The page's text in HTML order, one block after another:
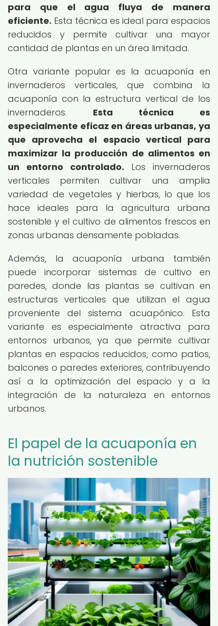
para que el agua fluya de manera
eficiente. Esta técnica es ideal para espacios
reducidos y permite cultivar una mayor
cantidad de plantas en un área limitada.
Otra variante popular es la acuaponía en
invernaderos verticales, que combina la
acuaponía con la estructura vertical de los
invernaderos. Esta técnica es
especialmente eficaz en áreas urbanas, ya
que aprovecha el espacio vertical para
maximizar la producción de alimentos en
un entorno controlado. Los invernaderos
verticales permiten cultivar una amplia
variedad de vegetales y hierbas, lo que los
hace ideales para la agricultura urbana
sostenible y el cultivo de alimentos frescos en
zonas urbanas densamente pobladas.
Además, la acuaponía urbana también
puede incorporar sistemas de cultivo en
paredes, donde las plantas se cultivan en
estructuras verticales que utilizan el agua
proveniente del sistema acuapónico. Esta
variante es especialmente atractiva para
entornos urbanos, ya que permite cultivar
plantas en espacios reducidos, como patios,
balcones o paredes exteriores, contribuyendo
así a la optimización del espacio y a la
integración de la naturaleza en entornos
urbanos.
El papel de la acuaponía en
la nutrición sostenible